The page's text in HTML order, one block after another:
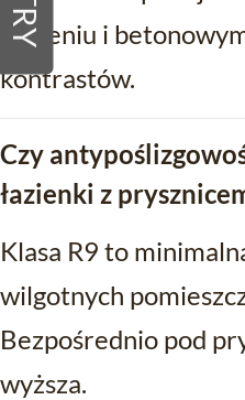
odcieniu i
kontrastów.
Czy
łazienki z
Klasa R9 to
wilgotnych
Bezpośrednio pod
wyższa.